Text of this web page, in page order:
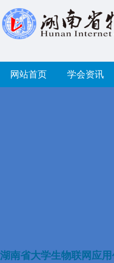
网站首页 学会资讯
湖南省大学生物联网应